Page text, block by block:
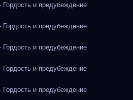
и предубеждение
и предубеждение
и предубеждение
и предубеждение
и предубеждение